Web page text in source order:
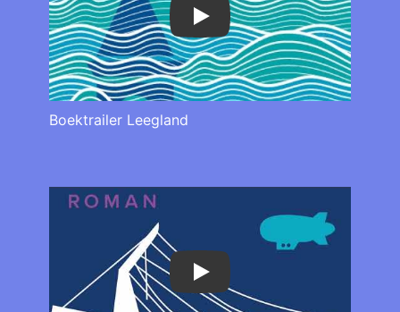
Play
Boektrailer Leegland
Play